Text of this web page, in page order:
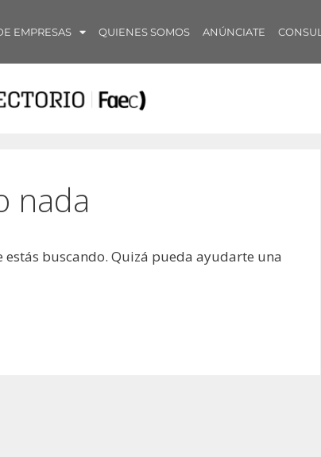
EMPRESAS QUIENES SOMOS ANÚNCIATE
nada
buscando. Quizá pueda ayudarte una